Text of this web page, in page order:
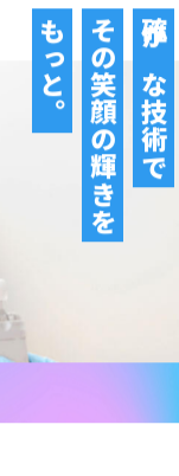
確かな技術で
その笑顔の輝きを
もっと。